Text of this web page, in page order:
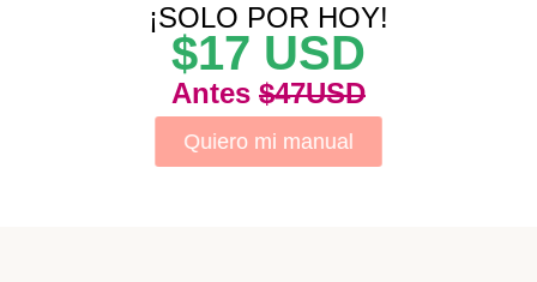
¡SOLO POR HOY!
$17 USD
Antes $47USD
Quiero mi manual